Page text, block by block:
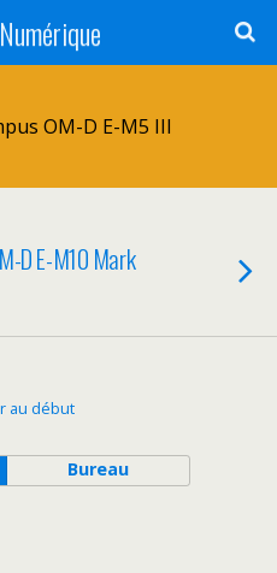
OM-D E-M5 III
D E-M10 Mark
au début
Bureau